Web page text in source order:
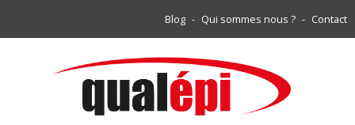
Blog - Qui sommes nous ? - Contact